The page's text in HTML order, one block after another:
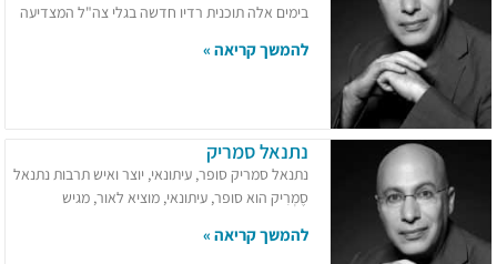
בימים אלה תוכנית רדיו חדשה בגלי צה"ל המצדיעה
להמשך קריאה »
נתנאל סמריק
נתנאל סמריק סופר, עיתונאי, יוצר ואיש תרבות נתנאל
סֶמְרִיק הוא סופר, עיתונאי, מוציא לאור, מגיש
להמשך קריאה »